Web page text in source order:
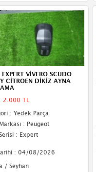
VİVERO SCUDO
CİTROEN DİKİZ AYNA
2.000 TL
: Yedek Parça
: Peugeot
: Expert
: 04/08/2026
/ Seyhan